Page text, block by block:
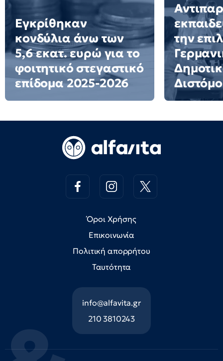
Εγκρίθηκαν
κονδύλια άνω των
5,6 εκατ. ευρώ για το
φοιτητικό στεγαστικό
επίδομα 2025-2026
την
Όροι Χρήσης
Επικοινωνία
Πολιτική απορρήτου
Ταυτότητα
info@alfavita.gr
210 3810243